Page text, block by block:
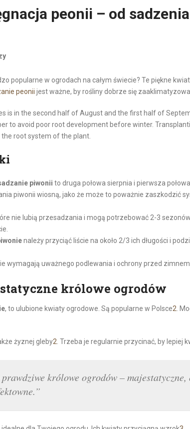
peonii – od
popularne w ogrodach na całym świecie? Te piękne
peonii jest ważne, by rośliny dobrze się
is in the second half of August and the first half of
to avoid poor root development before winter.
root system of the plant.
piwonii to druga połowa sierpnia i pierwsza
piwonii wiosną, jako że może to poważnie zaszkodzić
nie lubią przesadzania i mogą potrzebować 2-3
należy przyciąć liście na około 2/3 ich długości i
wymagają uważnego podlewania i ochrony przed
królowe ogrodów
, to ulubione kwiaty ogrodowe. Są popularne w Polsce2.
żyznej gleby2. Trzeba je regularnie przycinać, by lepiej
królowe ogrodów – majestatyczne,